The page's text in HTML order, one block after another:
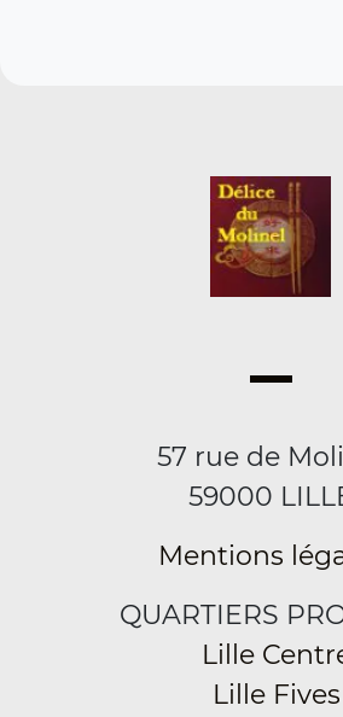
57 rue de
59000
Mentions
QUARTIERS
Lille
Lille Fives